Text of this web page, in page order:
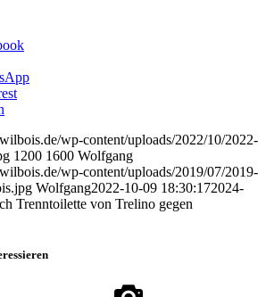
wp-content/uploads/2022/10/2022-
1200 1600 Wolfgang
wp-content/uploads/2019/07/2019-
Wolfgang2022-10-09 18:30:172024-
Trenntoilette von Trelino gegen